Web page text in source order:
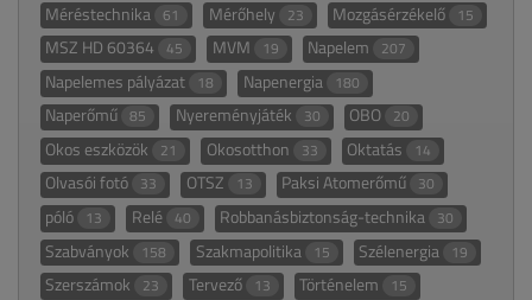
Méréstechnika 61 Mérőhely 23 Mozgásérzékelő 15
MSZ HD 60364 45 MVM 19 Napelem 207
Napelemes pályázat 18 Napenergia 180
Naperőmű 85 Nyereményjáték 30 OBO 20
Okos eszközök 21 Okosotthon 33 Oktatás 14
Olvasói fotó 33 OTSZ 13 Paksi Atomerőmű 30
póló 13 Relé 40 Robbanásbiztonság-technika 30
Szabványok 158 Szakmapolitika 15 Szélenergia 19
Szerszámok 23 Tervező 13 Történelem 15